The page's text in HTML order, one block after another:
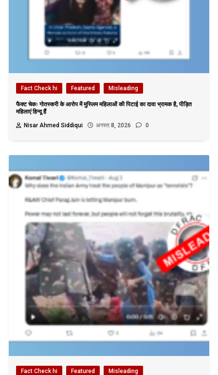
Fact Check hi Featured Misleading
फैक्ट चेकः गोतस्करी के आरोप में मुस्लिम महिलाओं की पिटाई का दावा भ्रामक है, पीड़ित
महिलाएं हिन्दू हैं
Nisar Ahmed Siddiqui
अगस्त 8, 2026 0
Fact Check hi Featured Misleading